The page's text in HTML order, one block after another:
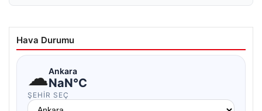
Hava Durumu
☁Ankara
NaN°C
ŞEHIR SEÇ